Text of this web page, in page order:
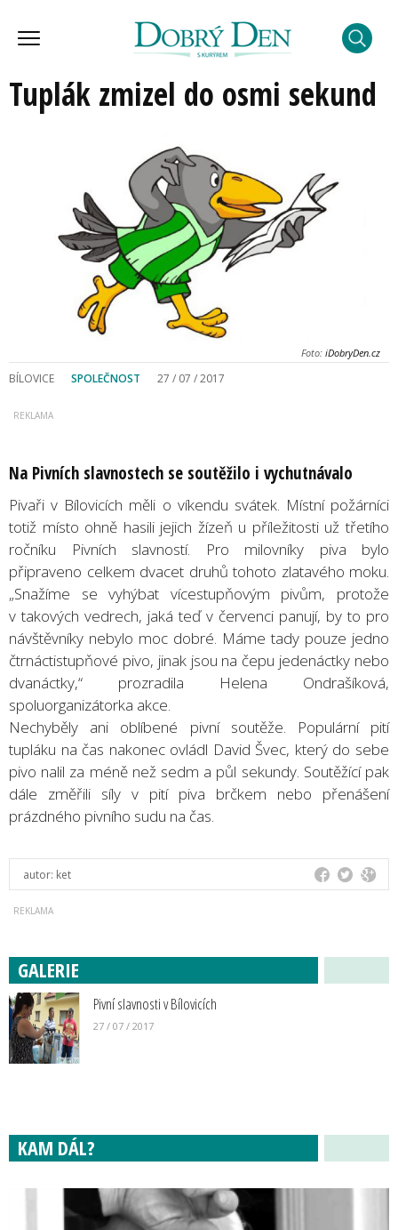
Tuplák zmizel do osmi sekund
Foto: iDobryDen.cz
BÍLOVICE SPOLEČNOST 27 / 07 / 2017
Na Pivních slavnostech se soutěžilo i vychutnávalo
Pivaři v Bílovicích měli o víkendu svátek. Místní požárníci
totiž místo ohně hasili jejich žízeň u příležitosti už třetího
ročníku Pivních slavností. Pro milovníky piva bylo
připraveno celkem dvacet druhů tohoto zlatavého moku.
„Snažíme se vyhýbat vícestupňovým pivům, protože
v takových vedrech, jaká teď v červenci panují, by to pro
návštěvníky nebylo moc dobré. Máme tady pouze jedno
čtrnáctistupňové pivo, jinak jsou na čepu jedenáctky nebo
dvanáctky,“ prozradila Helena Ondrašíková,
spoluorganizátorka akce.
Nechyběly ani oblíbené pivní soutěže. Populární pití
tupláku na čas nakonec ovládl David Švec, který do sebe
pivo nalil za méně než sedm a půl sekundy. Soutěžící pak
dále změřili síly v pití piva brčkem nebo přenášení
prázdného pivního sudu na čas.
autor: ket
GALERIE
Pivní slavnosti v Bílovicích
27 / 07 / 2017
KAM DÁL?